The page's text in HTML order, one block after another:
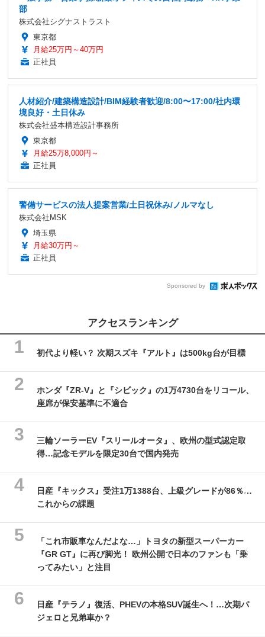
部
株式会社シグナストラスト
東京都
月給25万円～40万円
正社員
人材紹介/建築構造設計/BIM経験者歓迎/8:00〜17:00/社内環
境良好・土日休み
株式会社盛本構造設計事務所
東京都
月給25万8,000円～
正社員
警備サービスの法人提案営業/土日祝休み/ノルマなし
株式会社MSK
埼玉県
月給30万円～
正社員
Sponsored by
アクセスランキング
初代より軽い？ 次期スズキ『アルト』は500kg台が目標
ホンダ『ZR-V』と『シビック』の1万4730台をリコール、
座席が保安基準に不適合
三輪ソーラーEV『スリールオータ』、欧州の型式認定取
得…記念モデルを限定30台で国内発売
日産『キックス』受注1万1388台、上級グレードが86％…
これからの課題
「これ市販車なんだよな…」トヨタの新型スーパーカー
『GR GT』に再び脚光！ 欧州公開で日本のファンも「乗
ってみたい」と注目
日産『テラノ』復活、PHEVの本格SUV誕生へ！…次期パ
ジェロと兄弟車か？